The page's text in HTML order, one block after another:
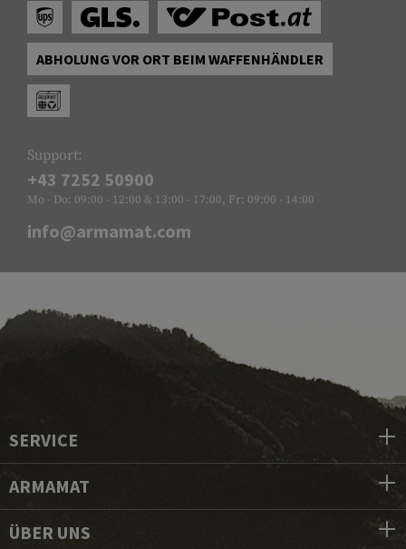
ABHOLUNG VOR ORT BEIM WAFFENHÄNDLER
Support:
+43 7252 50900
Mo - Do: 09:00 - 12:00 & 13:00 - 17:00, Fr: 09:00 - 14:00
info@armamat.com
SERVICE
ARMAMAT
ÜBER UNS